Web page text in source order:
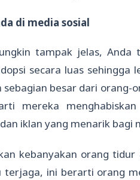
di media sosial
tampak jelas, Anda
secara luas
besar dari orang-
mereka
iklan yang menarik bagi
kebanyakan orang
ini berarti orang